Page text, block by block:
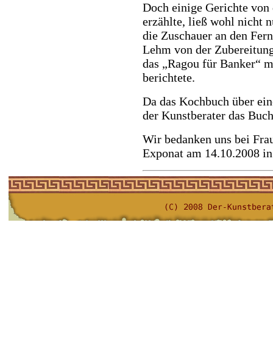
Doch einige Gerichte von
erzählte, ließ wohl nicht
die Zuschauer an den
Lehm von der
das „Ragou für Banker“
berichtete.
Da das Kochbuch über
der Kunstberater das
Wir bedanken uns bei
Exponat am 14.10.2008